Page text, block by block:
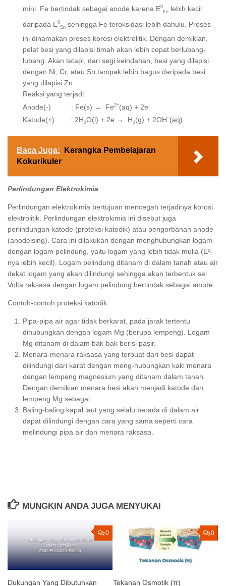
mini. Fe bertindak sebagai anode karena E0
Fe lebih kecil
daripada E0
Sn sehingga Fe teroksidasi lebih dahulu. Proses
ini dinamakan proses korosi elektrolitik. Dengan demikian,
pelat besi yang dilapisi timah akan lebih cepat berlubang-
lubang. Akan tetapi, dari segi keindahan, besi yang dilapisi
dengan Ni, Cr, atau Sn tampak lebih bagus daripada besi
yang dilapisi Zn.
Reaksi yang terjadi:
Anode(-) : Fe(s) → Fe2+(aq) + 2e
Katode(+) : 2H2O(l) + 2e → H2(g) + 2OH–(aq)
Baca Juga:
Kerangka Pembelajaran
Kokurikuler
Perlindungan Elektrokimia
Perlindungan elektrokimia bertujuan mencegah terjadinya korosi
elektrolitik. Perlindungan elektrokimia ini disebut juga
perlindungan katode (proteksi katodik) atau pengorbanan anode
(anodeising). Cara ini dilakukan dengan menghubungkan logam
dengan logam pelindung, yaitu logam yang lebih tidak mulia (Eº-
nya lebih kecil). Logam pelindung ditanam di dalam tanah atau air
dekat logam yang akan dilindungi sehingga akan terbentuk sel
Volta raksasa dengan logam pelindung bertindak sebagai anode.
Contoh-contoh proteksi katodik.
Pipa-pipa air agar tidak berkarat, pada jarak tertentu
dihubungkan dengan logam Mg (berupa lempeng). Logam
Mg ditanam di dalam bak-bak berisi pasir.
Menara-menara raksasa yang terbuat dari besi dapat
dilindungi dari karat dengan meng-hubungkan kaki menara
dengan lempeng magnesium yang ditanam dalam tanah.
Dengan demikian menara besi akan menjadi katode dan
lempeng Mg sebagai.
Baling-baling kapal laut yang selalu berada di dalam air
dapat dilindungi dengan cara yang sama seperti cara
melindungi pipa air dan menara raksasa.
MUNGKIN ANDA JUGA MENYUKAI
0
Dukungan Yang Dibutuhkan
0
Tekanan Osmotik (π)